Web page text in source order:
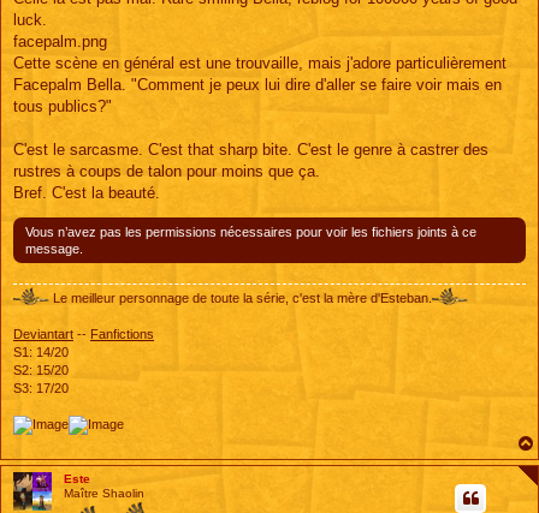
luck.
facepalm.png
Cette scène en général est une trouvaille, mais j'adore particulièrement
Facepalm Bella. "Comment je peux lui dire d'aller se faire voir mais en
tous publics?"
C'est le sarcasme. C'est that sharp bite. C'est le genre à castrer des
rustres à coups de talon pour moins que ça.
Bref. C'est la beauté.
Vous n’avez pas les permissions nécessaires pour voir les fichiers joints à ce
message.
Le meilleur personnage de toute la série, c'est la mère d'Esteban.
Deviantart -- Fanfictions
S1: 14/20
S2: 15/20
S3: 17/20
Este
Maître Shaolin